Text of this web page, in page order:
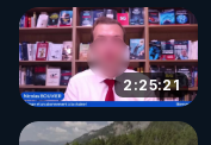
2:25:21